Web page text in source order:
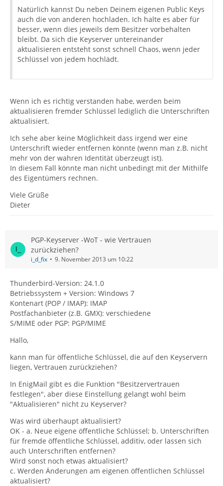
Natürlich kannst Du neben Deinem eigenen Public Keys
auch die von anderen hochladen. Ich halte es aber für
besser, wenn dies jeweils dem Besitzer vorbehalten
bleibt. Da sich die Keyserver untereinander
aktualisieren entsteht sonst schnell Chaos, wenn jeder
Schlüssel von jedem hochlädt.
Wenn ich es richtig verstanden habe, werden beim
aktualisieren fremder Schlüssel lediglich die Unterschriften
aktualisiert.
Ich sehe aber keine Möglichkeit dass irgend wer eine
Unterschrift wieder entfernen könnte (wenn man z.B. nicht
mehr von der wahren Identität überzeugt ist).
In diesem Fall könnte man nicht unbedingt mit der Mithilfe
des Eigentümers rechnen.
Viele Grüße
Dieter
PGP-Keyserver -WoT - wie Vertrauen
zurückziehen?
i_d_fix 9. November 2013 um 10:22
Thunderbird-Version: 24.1.0
Betriebssystem + Version: Windows 7
Kontenart (POP / IMAP): IMAP
Postfachanbieter (z.B. GMX): verschiedene
S/MIME oder PGP: PGP/MIME
Hallo,
kann man für öffentliche Schlüssel, die auf den Keyservern
liegen, Vertrauen zurückziehen?
In EnigMail gibt es die Funktion "Besitzervertrauen
festlegen", aber diese Einstellung gelangt wohl beim
"Aktualisieren" nicht zu Keyserver?
Was wird überhaupt aktualisiert?
OK - a. Neue eigene öffentliche Schlüssel; b. Unterschriften
für fremde öffentliche Schlüssel, additiv, oder lassen sich
auch Unterschriften entfernen?
Wird sonst noch etwas aktualisiert?
c. Werden Änderungen am eigenen öffentlichen Schlüssel
aktualisiert?